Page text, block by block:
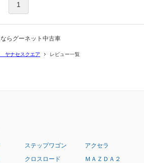
1
らグーネット中古車
ヤナセスクエア レビュー一覧
ステップワゴン
クロスロード
アクセラ
ＭＡＺＤＡ２